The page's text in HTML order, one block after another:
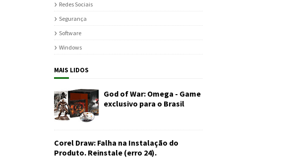
Redes Sociais
Segurança
Software
Windows
MAIS LIDOS
God of War: Omega - Game
exclusivo para o Brasil
Corel Draw: Falha na Instalação do
Produto. Reinstale (erro 24).